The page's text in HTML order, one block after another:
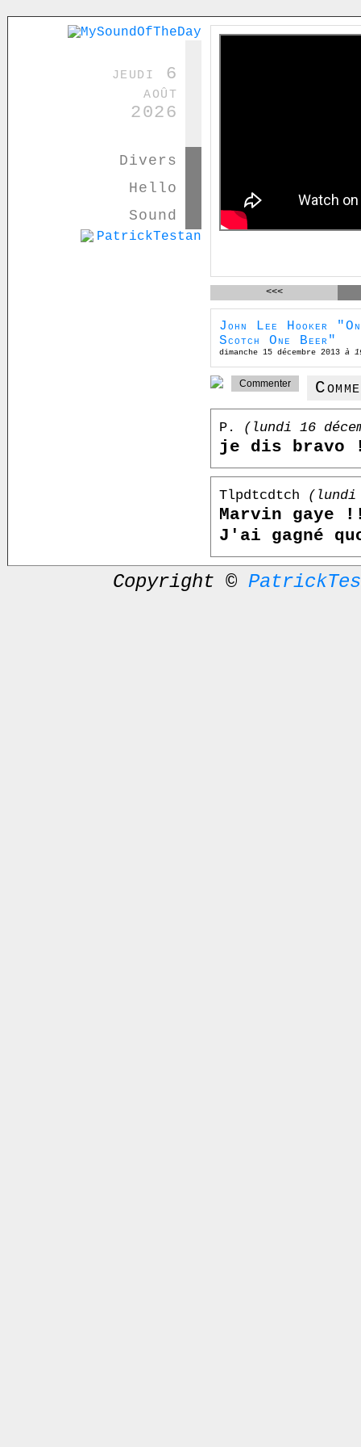
jeudi 6
août
2026
Divers
Hello
Sound
<<<
John Lee Hooker
Scotch One Beer"
dimanche 15 décembre 2013 à
P. (lundi 16
je dis bravo
Tlpdtcdtch (lundi
Marvin gaye
J'ai gagné
Copyright ©